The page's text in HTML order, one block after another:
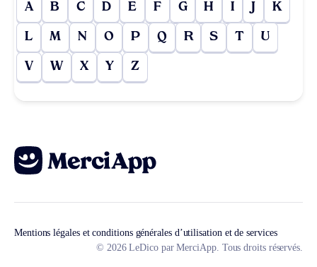
A B C D E F G H I J K
L M N O P Q R S T U
V W X Y Z
Mentions légales et conditions générales d’utilisation et de services
© 2026 LeDico par MerciApp. Tous droits réservés.